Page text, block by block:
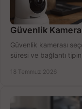
Güvenlik
Güvenlik kamerası
süresi ve bağlantı
18 Temmuz 2026